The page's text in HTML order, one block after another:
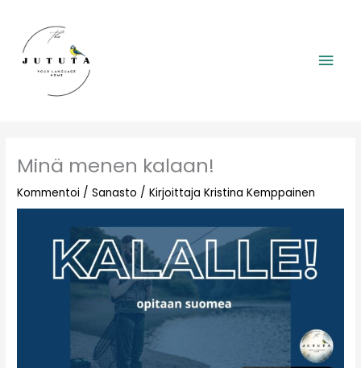
sisältöön
Minä menen kalaan!
Kommentoi /Sanasto / KirjoittajaKristina Kemppainen